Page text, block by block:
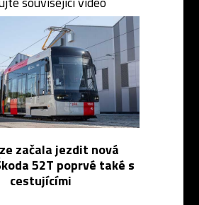
začala jezdit nová
52T poprvé také s
cestujícími